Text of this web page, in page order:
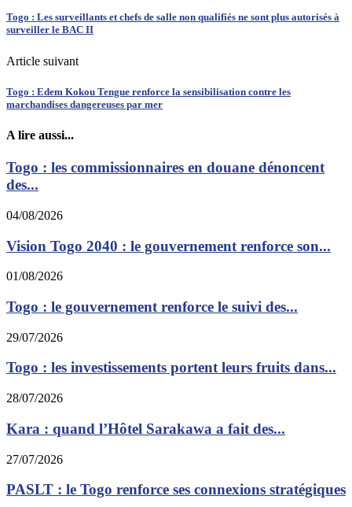
Togo : Les surveillants et chefs de salle non qualifiés ne sont plus autorisés à
surveiller le BAC II
Article suivant
Togo : Edem Kokou Tengue renforce la sensibilisation contre les
marchandises dangereuses par mer
A lire aussi...
Togo : les commissionnaires en douane dénoncent
des...
04/08/2026
Vision Togo 2040 : le gouvernement renforce son...
01/08/2026
Togo : le gouvernement renforce le suivi des...
29/07/2026
Togo : les investissements portent leurs fruits dans...
28/07/2026
Kara : quand l’Hôtel Sarakawa a fait des...
27/07/2026
PASLT : le Togo renforce ses connexions stratégiques